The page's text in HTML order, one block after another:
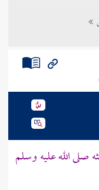
صلى الله عليه وسلم